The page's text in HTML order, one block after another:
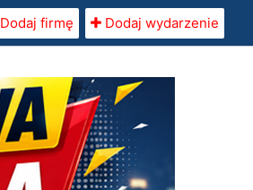
Dodaj firmę Dodaj wydarzenie